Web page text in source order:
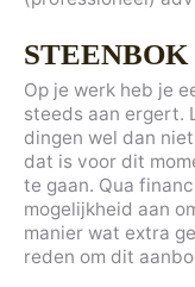
STEENBOK
Op je werk heb je
steeds aan ergert.
dingen wel dan
dat is voor dit
te gaan. Qua
mogelijkheid aan
manier wat extra
reden om dit